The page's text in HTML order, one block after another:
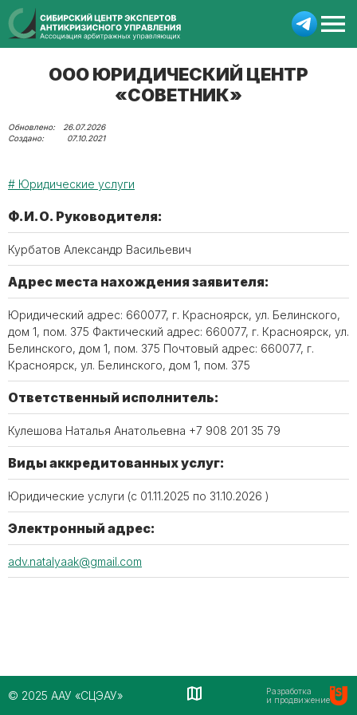
ООО ЮРИДИЧЕСКИЙ ЦЕНТР
«СОВЕТНИК»
26.07.2026
07.10.2021
Юридические услуги
Ф.И.О. Руководителя:
Курбатов Александр Васильевич
Адрес места нахождения заявителя:
Юридический адрес: 660077, г. Красноярск, ул. Белинского,
дом 1, пом. 375 Фактический адрес: 660077, г. Красноярск, ул.
Белинского, дом 1, пом. 375 Почтовый адрес: 660077, г.
Красноярск, ул. Белинского, дом 1, пом. 375
Ответственный исполнитель:
Кулешова Наталья Анатольевна +7 908 201 35 79
Виды аккредитованных услуг:
Юридические услуги (c 01.11.2025 по 31.10.2026 )
Электронный адрес:
adv.natalyaak@gmail.com
© 2025 ААУ «СЦЭАУ»
Разработка
и продвижение